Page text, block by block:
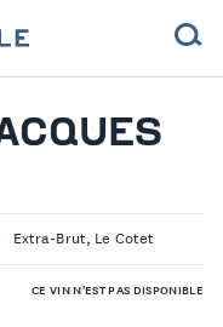
Extra-Brut, Le Cotet
CE VIN N'EST PAS DISPONIBLE